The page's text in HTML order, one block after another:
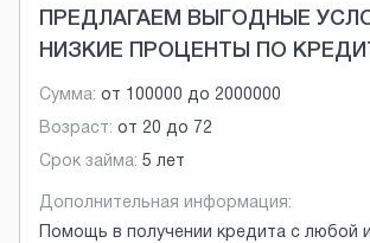
ПРЕДЛАГАЕМ ВЫГОДНЫЕ
НИЗКИЕ ПРОЦЕНТЫ ПО
Сумма: от 100000 до 2000000
Возраст: от 20 до 72
Срок займа: 5 лет
Дополнительная информация:
Помощь в получении кредита с любой